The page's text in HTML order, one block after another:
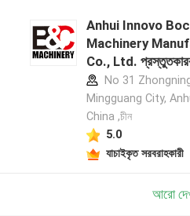
Anhui Innovo
Machinery
Co., Ltd.
No 31
Mingguang City,
China ,চীন
5.0
যাচাইকৃত সরবরাহকারী
আরো